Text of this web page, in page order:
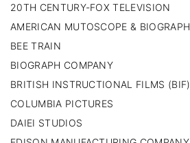
20TH CENTURY-FOX TELEVISION
AMERICAN MUTOSCOPE & BIOGRAPH
BEE TRAIN
BIOGRAPH COMPANY
BRITISH INSTRUCTIONAL FILMS (BIF)
COLUMBIA PICTURES
DAIEI STUDIOS